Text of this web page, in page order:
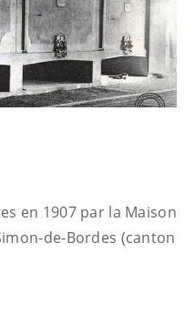
en 1907 par la Maison
de-Bordes (canton